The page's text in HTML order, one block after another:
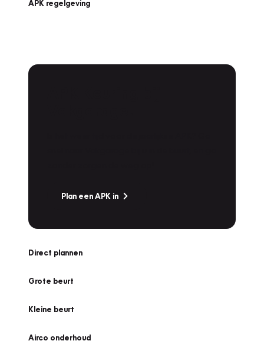
APK regelgeving
Plan een APK in
Direct plannen
Grote beurt
Kleine beurt
Airco onderhoud